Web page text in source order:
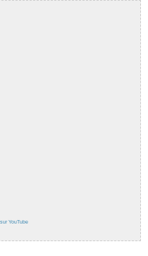
YouTube